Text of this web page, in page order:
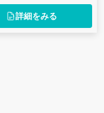
詳細をみる